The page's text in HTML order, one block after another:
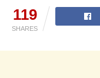
119
SHARES